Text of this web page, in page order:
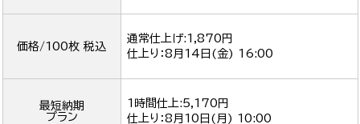
価格/100枚 税込
通常仕上げ:1,870円
仕上り：8月14日(金) 16:00
最短納期
プラン
1時間仕上:5,170円
仕上り：8月10日(月) 10:00